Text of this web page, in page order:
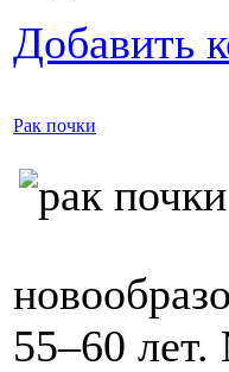
Добавить
Рак почки
55–60